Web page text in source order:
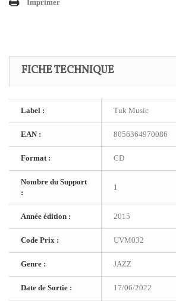
Imprimer
FICHE TECHNIQUE
Label : Tuk Music
EAN : 8056364970086
Format : CD
Nombre du Support
:
1
Année édition : 2015
Code Prix : UVM032
Genre : JAZZ
Date de Sortie : 17/06/2022